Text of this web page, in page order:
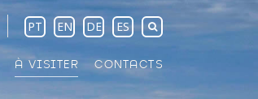
PT EN DE ES
À VISITER CONTACTS